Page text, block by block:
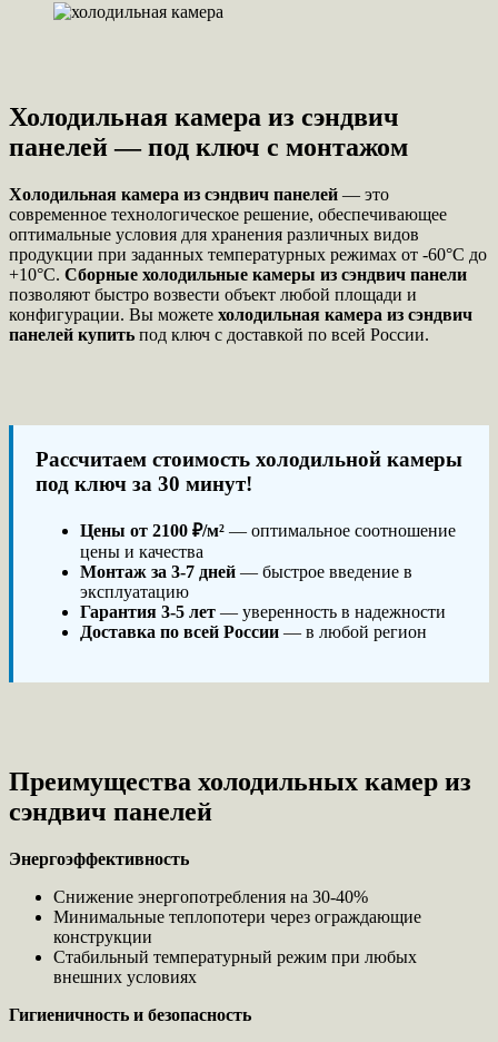
Холодильная камера из сэндвич
панелей — под ключ с монтажом
Холодильная камера из сэндвич панелей — это
современное технологическое решение, обеспечивающее
оптимальные условия для хранения различных видов
продукции при заданных температурных режимах от -60°C до
+10°C. Сборные холодильные камеры из сэндвич панели
позволяют быстро возвести объект любой площади и
конфигурации. Вы можете холодильная камера из сэндвич
панелей купить под ключ с доставкой по всей России.
Рассчитаем стоимость холодильной камеры
под ключ за 30 минут!
Цены от 2100 ₽/м² — оптимальное соотношение
цены и качества
Монтаж за 3-7 дней — быстрое введение в
эксплуатацию
Гарантия 3-5 лет — уверенность в надежности
Доставка по всей России — в любой регион
Преимущества холодильных камер из
сэндвич панелей
Энергоэффективность
Снижение энергопотребления на 30-40%
Минимальные теплопотери через ограждающие
конструкции
Стабильный температурный режим при любых
внешних условиях
Гигиеничность и безопасность